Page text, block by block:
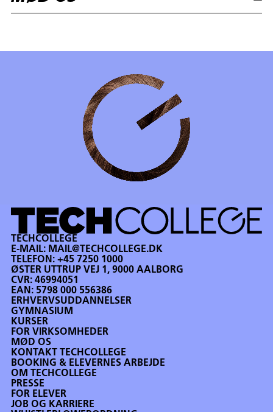
TECHCOLLEGE
E-MAIL: MAIL@TECHCOLLEGE.DK
TELEFON:+45 7250 1000
ØSTER UTTRUP VEJ 1, 9000 AALBORG
CVR: 46994051
EAN: 5798 000 556386
ERHVERVSUDDANNELSER
GYMNASIUM
KURSER
FOR VIRKSOMHEDER
MØD OS
KONTAKT TECHCOLLEGE
BOOKING & ELEVERNES ARBEJDE
OM TECHCOLLEGE
PRESSE
FOR ELEVER
JOB OG KARRIERE